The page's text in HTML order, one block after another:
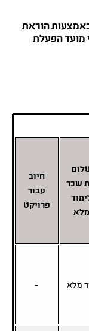
הוראת
הפעלת
שכר
חיוב
עבור
פרויקט
מלא –